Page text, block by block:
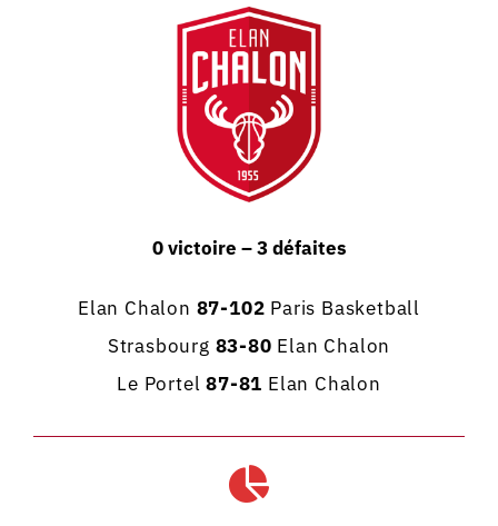
0 victoire – 3 défaites
Elan Chalon 87-102 Paris Basketball
Strasbourg 83-80 Elan Chalon
Le Portel87-81 Elan Chalon